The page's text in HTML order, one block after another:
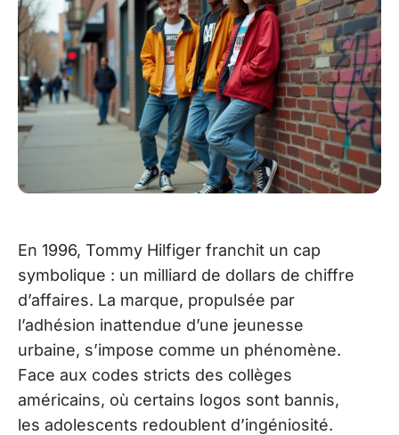
En 1996, Tommy Hilfiger franchit un cap
symbolique : un milliard de dollars de chiffre
d’affaires. La marque, propulsée par
l’adhésion inattendue d’une jeunesse
urbaine, s’impose comme un phénomène.
Face aux codes stricts des collèges
américains, où certains logos sont bannis,
les adolescents redoublent d’ingéniosité.